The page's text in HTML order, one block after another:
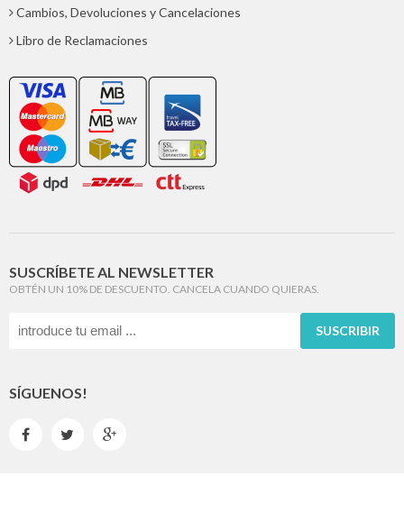
Cambios, Devoluciones y Cancelaciones
Libro de Reclamaciones
SUSCRÍBETE AL NEWSLETTER
OBTÉN UN 10% DE DESCUENTO. CANCELA CUANDO QUIERAS.
SUSCRIBIR
SÍGUENOS!
  